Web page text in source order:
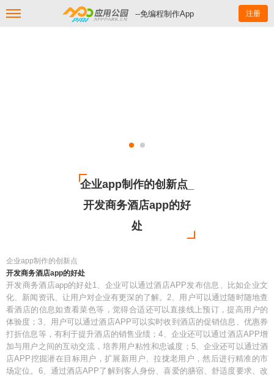
--免编程制作App 注册
企业app制作的创新点_
开发商务酒店app的好
处
企业app制作的创新点
开发商务酒店app的好处
开发商务酒店app的好处1、企业可以通过酒店APP发布信息、比如企业文
化、新闻资讯、让用户对企业有更深的了解。2、用户可以通过随时随地查
看酒店的信息如查看菜色等，觉得合适还可以直接线上预订，提高用户的
体验度；3、用户可以通过酒店APP可以实时收到酒店的促销信息、优惠券
打折信息等，有利于提升酒店的销售业绩；4、企业还可以通过酒店APP增
加与用户之间的互动交流，培养用户粘性和忠诚度；5、企业还可以通过酒
店APP挖掘潜在目标用户，扩展新用户、拉拢老用户，然后进行精准的市
场定位。6、通过酒店APP了解到客人身份、喜爱的膳宿、舒适度要求、改